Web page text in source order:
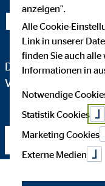
Hann.
Dipl.-Betriebswirt
Vermögensberatung
Kontakt
anzeigen".
Alle Cookie-
Link in unserer
finden Sie auch
Informationen in
Notwendige
Statistik Cookies
Marketing Cookies
Externe Medien